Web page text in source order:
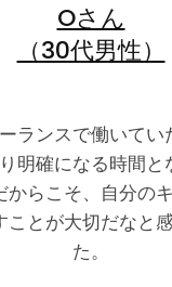
Oさん
（30代男性）
ランスで働いてい
明確になる時間と
からこそ、自分の
ことが大切だなと
た。